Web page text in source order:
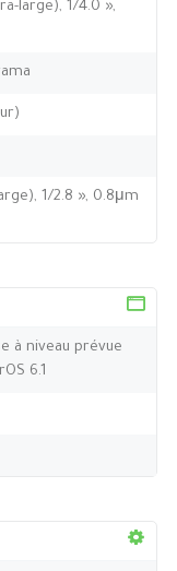
large), 1/4.0 »,
1/2.8 », 0.8μm
à niveau prévue
6.1